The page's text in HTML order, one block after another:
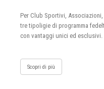
Per Club Sportivi, Associazioni,
tre tipoligie di programma
con vantaggi unici ed esclusivi.
Scopri di più